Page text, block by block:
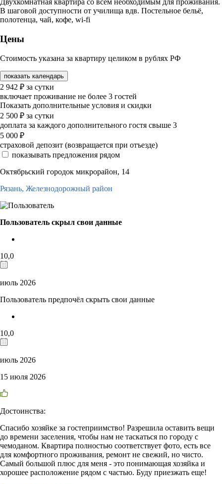
Двухкомнатная квартира со всем необходимым для проживания.
В шаговой доступности от училища вдв. Постельное бельё,
полотенца, чай, кофе, wi-fi
Цены
Стоимость указана за квартиру целиком в рублях РФ
показать календарь
2 942 ₽ за сутки
включает проживание не более 3 гостей
Показать дополнительные условия и скидки
2 500 ₽ за сутки
доплата за каждого дополнительного гостя свыше 3
5 000 ₽
страховой депозит (возвращается при отъезде)
показывать предложения рядом
Октябрьский городок микрорайон, 14
Рязань, Железнодорожный район
Пользователь скрыл свои данные
10,0
июль 2026
Пользователь предпочёл скрыть свои данные
10,0
июль 2026
15 июля 2026
Достоинства:
Спасибо хозяйке за гостеприимство! Разрешила оставить вещи
до времени заселения, чтобы нам не таскаться по городу с
чемоданом. Квартира полностью соответствует фото, есть все
для комфортного проживания, ремонт не свежий, но чисто.
Самый большой плюс для меня - это понимающая хозяйка и
хорошее расположение рядом с частью. Буду приезжать еще!